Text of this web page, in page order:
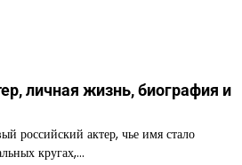
личная жизнь, биография и
российский актер, чье имя стало
кругах,…